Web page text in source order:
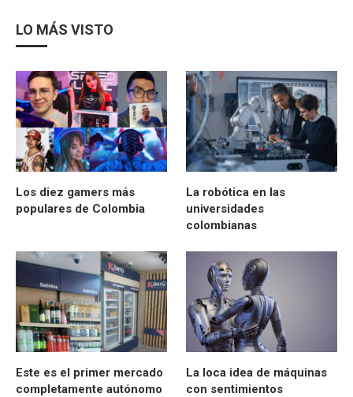
LO MÁS VISTO
Los diez gamers más
populares de Colombia
La robótica en las
universidades
colombianas
Este es el primer mercado
completamente autónomo
La loca idea de máquinas
con sentimientos